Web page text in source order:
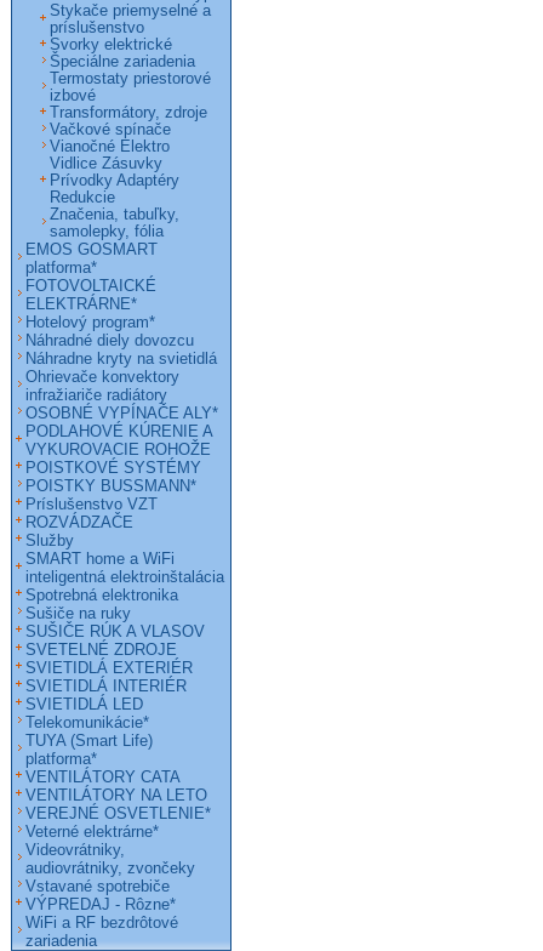
Stykače priemyselné a
príslušenstvo
Svorky elektrické
Špeciálne zariadenia
Termostaty priestorové
izbové
Transformátory, zdroje
Vačkové spínače
Vianočné Elektro
Vidlice Zásuvky
Prívodky Adaptéry
Redukcie
Značenia, tabuľky,
samolepky, fólia
EMOS GOSMART
platforma*
FOTOVOLTAICKÉ
ELEKTRÁRNE*
Hotelový program*
Náhradné diely dovozcu
Náhradne kryty na svietidlá
Ohrievače konvektory
infražiariče radiátory
OSOBNÉ VYPÍNAČE ALY*
PODLAHOVÉ KÚRENIE A
VYKUROVACIE ROHOŽE
POISTKOVÉ SYSTÉMY
POISTKY BUSSMANN*
Príslušenstvo VZT
ROZVÁDZAČE
Služby
SMART home a WiFi
inteligentná elektroinštalácia
Spotrebná elektronika
Sušiče na ruky
SUŠIČE RÚK A VLASOV
SVETELNÉ ZDROJE
SVIETIDLÁ EXTERIÉR
SVIETIDLÁ INTERIÉR
SVIETIDLÁ LED
Telekomunikácie*
TUYA (Smart Life)
platforma*
VENTILÁTORY CATA
VENTILÁTORY NA LETO
VEREJNÉ OSVETLENIE*
Veterné elektrárne*
Videovrátniky,
audiovrátniky, zvončeky
Vstavané spotrebiče
VÝPREDAJ - Rôzne*
WiFi a RF bezdrôtové
zariadenia